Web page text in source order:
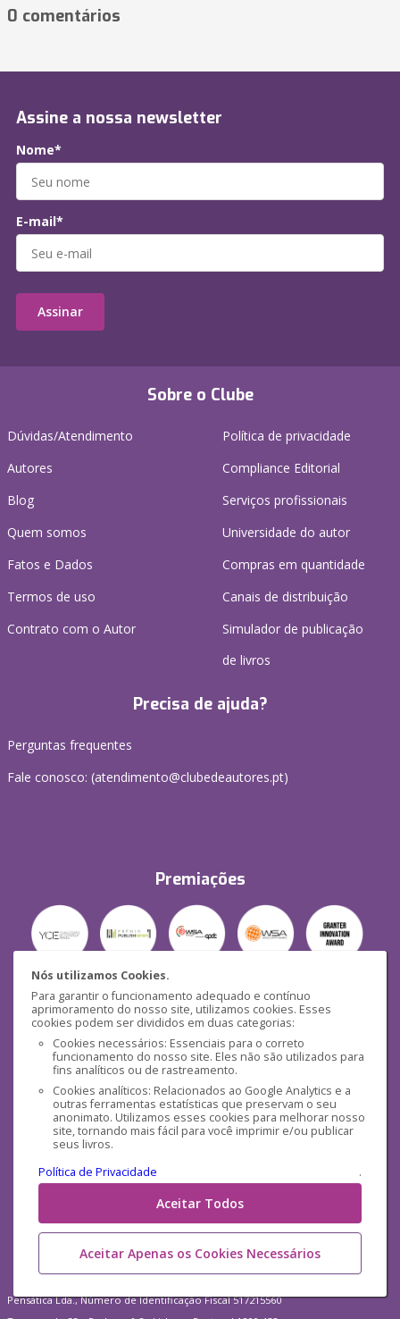
Nós utilizamos Cookies.
Para garantir o funcionamento adequado e contínuo
aprimoramento do nosso site, utilizamos cookies. Esses
cookies podem ser divididos em duas categorias:
Cookies necessários: Essenciais para o correto
funcionamento do nosso site. Eles não são utilizados para
fins analíticos ou de rastreamento.
Cookies analíticos: Relacionados ao Google Analytics e a
outras ferramentas estatísticas que preservam o seu
anonimato. Utilizamos esses cookies para melhorar nosso
site, tornando mais fácil para você imprimir e/ou publicar
seus livros.
Política de Privacidade
.
Aceitar Todos
Aceitar Apenas os Cookies Necessários
0 comentários
Sobre o Clube
Dúvidas/Atendimento
Autores
Blog
Quem somos
Fatos e Dados
Termos de uso
Contrato com o Autor
Política de privacidade
Compliance Editorial
Serviços profissionais
Universidade do autor
Compras em quantidade
Canais de distribuição
Simulador de publicação
de livros
Precisa de ajuda?
Perguntas frequentes
Fale conosco: (atendimento@clubedeautores.pt)
Premiações
Segurança
Mídias Sociais
Assine a nossa newsletter
Nome*
E-mail*
Assinar
Pensática Lda., Número de Identificação Fiscal 517215560